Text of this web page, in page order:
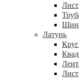
Лист
Латунь
Лист